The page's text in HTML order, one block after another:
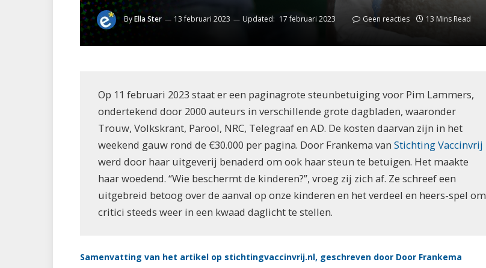
ByElla Ster 13 februari 2023 Updated: 17 februari 2023 Geen reacties 13 Mins Read
Op 11 februari 2023 staat er een paginagrote steunbetuiging voor Pim Lammers,
ondertekend door 2000 auteurs in verschillende grote dagbladen, waaronder
Trouw, Volkskrant, Parool, NRC, Telegraaf en AD. De kosten daarvan zijn in het
weekend gauw rond de €30.000 per pagina. Door Frankema van Stichting Vaccinvrij
werd door haar uitgeverij benaderd om ook haar steun te betuigen. Het maakte
haar woedend. “Wie beschermt de kinderen?”, vroeg zij zich af. Ze schreef een
uitgebreid betoog over de aanval op onze kinderen en het verdeel en heers-spel om
critici steeds weer in een kwaad daglicht te stellen.
Samenvatting van het artikel op stichtingvaccinvrij.nl, geschreven door Door Frankema